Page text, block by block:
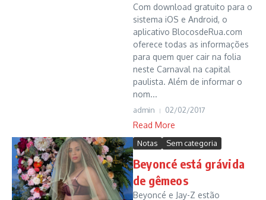
Com download gratuito para o
sistema iOS e Android, o
aplicativo BlocosdeRua.com
oferece todas as informações
para quem quer cair na folia
neste Carnaval na capital
paulista. Além de informar o
nom...
admin 02/02/2017
Read More
Notas Sem categoria
Beyoncé está grávida
de gêmeos
Beyoncé e Jay-Z estão